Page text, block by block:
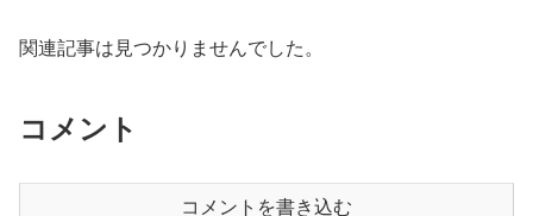
関連記事は見つかりませんでした。
コメント
コメントを書き込む